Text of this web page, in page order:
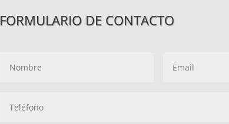
FORMULARIO DE CONTACTO